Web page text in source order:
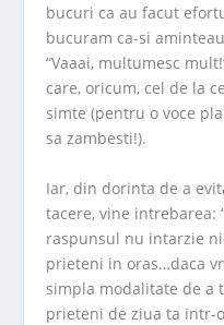
bucuri ca au facut
bucuram ca-si
“Vaaai, multumesc
care, oricum, cel de la
simte (pentru o voce
sa zambesti!).
Iar, din dorinta de a
tacere, vine intrebarea:
raspunsul nu intarzie
prieteni in oras…daca
simpla modalitate de a
prieteni de ziua ta intr-